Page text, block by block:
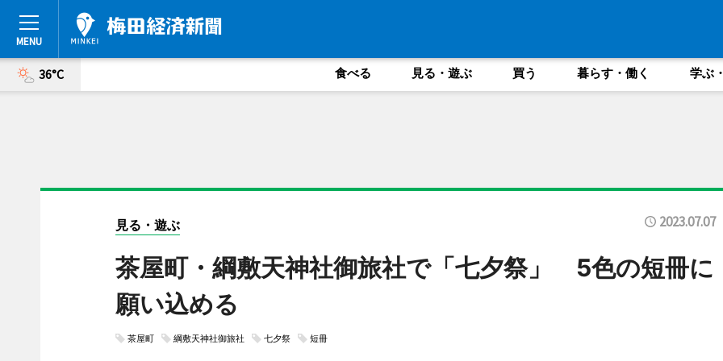
36°C 食べる 見る・遊ぶ 買う 暮らす・働く 学ぶ
見る・遊ぶ 2023.07.07
茶屋町・綱敷天神社御旅社で「七夕祭」 5色の短冊に
願い込める
茶屋町 綱敷天神社御旅社 七夕祭 短冊